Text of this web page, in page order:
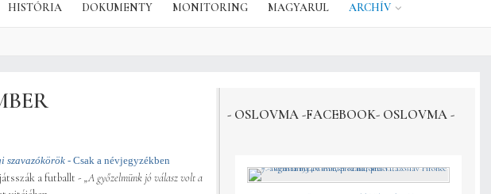
HISTÓRIA DOKUMENTY MONITORING MAGYARUL ARCHÍV
szavazókörök- Csak a névjegyzékben
a futballt - „A győzelmünk jó válasz volt a
- OSLOVMA -FACEBOOK- OSLOVMA -